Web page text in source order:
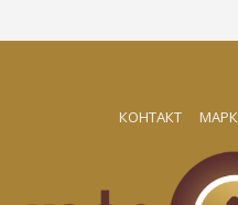
КОНТАКТ